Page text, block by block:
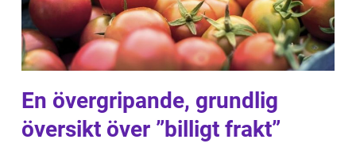
En övergripande, grundlig
översikt över ”billigt frakt”